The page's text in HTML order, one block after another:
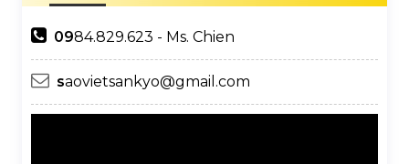
0984.829.623 - Ms. Chien
saovietsankyo@gmail.com